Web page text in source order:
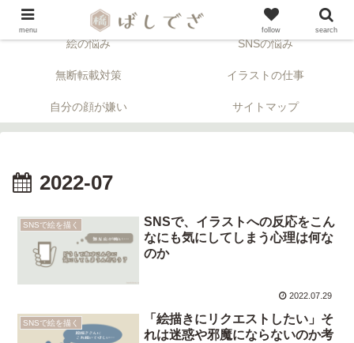
「顔」について考える似顔絵ブログ。※アフィリエイトリンクが含まれます。
絵の悩み SNSの悩み
無断転載対策 イラストの仕事
自分の顔が嫌い サイトマップ
2022-07
SNSで絵を描く
SNSで、イラストへの反応をこん
なにも気にしてしまう心理は何な
のか
2022.07.29
SNSで絵を描く
「絵描きにリクエストしたい」そ
れは迷惑や邪魔にならないのか考
menu follow search